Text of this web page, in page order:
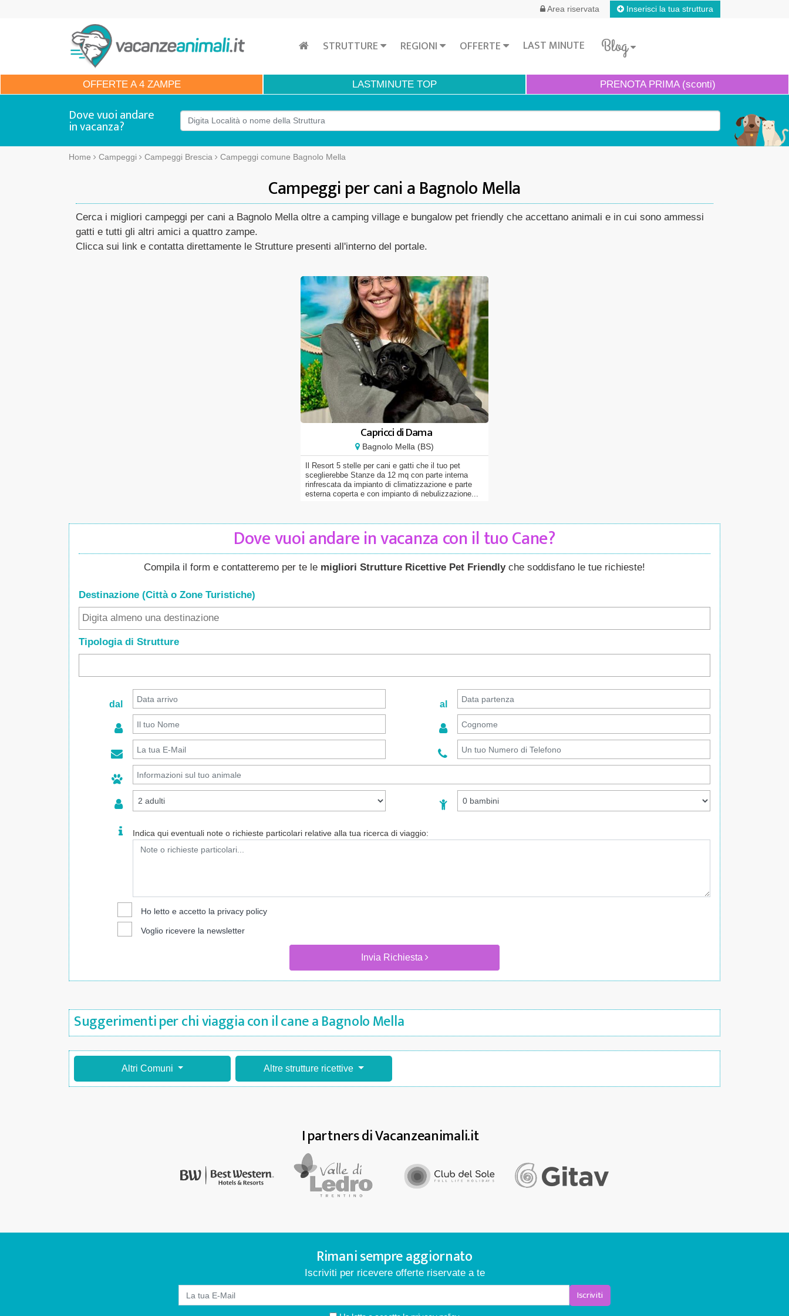
Area riservata Inserisci la tua struttura
STRUTTURE REGIONI OFFERTE LAST MINUTE Blog
OFFERTEA 4 ZAMPE LASTMINUTE TOP PRENOTAPRIMA (sconti)
Dove vuoi andare
in vacanza?
Home Campeggi Campeggi Brescia Campeggi comune Bagnolo Mella
Campeggi per cani a Bagnolo Mella
Cerca i migliori campeggi per cani a Bagnolo Mella oltre a camping village e bungalow pet friendly che accettano animali e in cui sono ammessi
gatti e tutti gli altri amici a quattro zampe.
Clicca sui link e contatta direttamente le Strutture presenti all'interno del portale.
Capricci di Dama
Bagnolo Mella (BS)
Il Resort 5 stelle per cani e gatti che il tuo pet
sceglierebbe Stanze da 12 mq con parte interna
rinfrescata da impianto di climatizzazione e parte
esterna coperta e con impianto di nebulizzazione...
Dove vuoi andare in vacanza con il tuo Cane?
Compila il form e contatteremo per te le migliori Strutture Ricettive Pet Friendlyche soddisfano le tue richieste!
Destinazione (Città o Zone Turistiche)
Tipologia di Strutture
dal al
Indica qui eventuali note o richieste particolari relative alla tua ricerca di viaggio:
Ho letto e accetto la privacy policy
Voglio ricevere la newsletter
Invia Richiesta
Suggerimenti per chi viaggia con il cane a Bagnolo Mella
Altri Comuni Altre strutture ricettive
I partners di Vacanzeanimali.it
Rimani sempre aggiornato
Iscriviti per ricevere offerte riservate a te
Iscriviti